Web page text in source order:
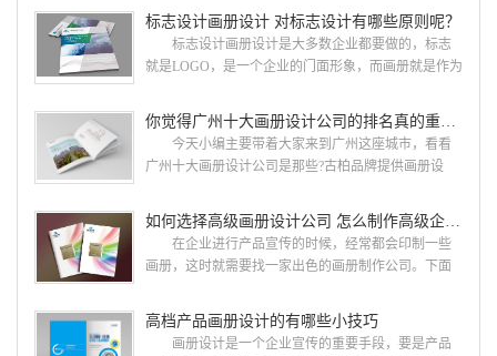
就给大家说说广州画册设计找哪家公司。 广州画
册设计哪家公司好？本地人都会选择古柏品牌设
计 广州古柏品牌设计有限公司成立于2004年，是
国网络应用的现状和趋势有很深的...
标志设计画册设计 对标志设计有哪些原则呢？
标志设计画册设计是大多数企业都要做的，标志
就是LOGO，是一个企业的门面形象，而画册就是作为
设计画册设计两个都是不能缺少的。标志设计画册设
计 简练、概括、完美!即要成功到几乎找不至更好
的替代方案的程度是我们的目标，其难度比之其它任
用目的、适用范畴并深刻...
你觉得广州十大画册设计公司的排名真的重要吗？
今天小编主要带着大家来到广州这座城市，看看
广州十大画册设计公司是那些?古柏品牌提供画册设
计经验,服务过3000多家的广州集团/单位/产品/目录画
册设计/印刷公司。相信不少喜欢设计的小伙伴都会对
今天的内容感兴趣吧! 一、广州的古柏设计 古
广的专业...
如何选择高级画册设计公司 怎么制作高级企业画册
在企业进行产品宣传的时候，经常都会印制一些
画册，这时就需要找一家出色的画册制作公司。下面
司，怎么制作高级企业画册?高级画册设计公司 如
何选择高级画册设计公司 首先是员工的能力是否
高档产品画册设计的有哪些小技巧
画册设计是一个企业宣传的重要手段，要是产品